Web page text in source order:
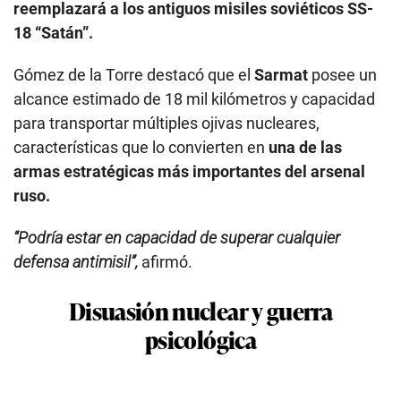
reemplazará a los antiguos misiles soviéticos SS-
18 “Satán”.
Gómez de la Torre destacó que el Sarmat posee un
alcance estimado de 18 mil kilómetros y capacidad
para transportar múltiples ojivas nucleares,
características que lo convierten en una de las
armas estratégicas más importantes del arsenal
ruso.
“Podría estar en capacidad de superar cualquier
defensa antimisil”, afirmó.
Disuasión nuclear y guerra
psicológica